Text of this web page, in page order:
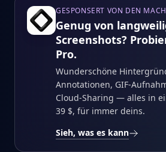
GESPONSERT VON DEN
Genug von
Screenshots?
Pro.
Wunderschöne
Annotationen, GIF-
Cloud-Sharing — alles in
39 $, für immer deins.
Sieh, was es kann